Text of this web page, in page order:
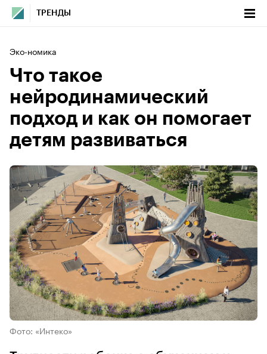
ТРЕНДЫ
Эко-номика
Что такое
нейродинамический
подход и как он помогает
детям развиваться
Фото: «Интеко»